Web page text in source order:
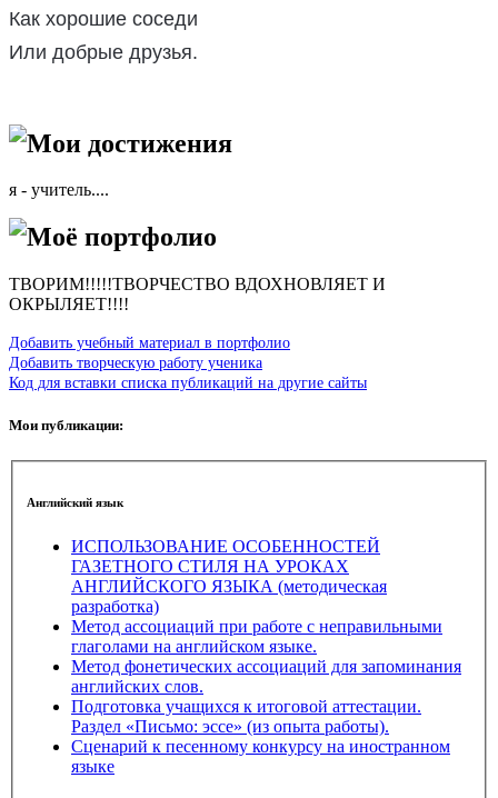
Как хорошие соседи
Или добрые друзья.
Мои достижения
я - учитель....
Моё портфолио
ТВОРИМ!!!!!ТВОРЧЕСТВО ВДОХНОВЛЯЕТ И
ОКРЫЛЯЕТ!!!!
Добавить учебный материал в портфолио
Добавить творческую работу ученика
Код для вставки списка публикаций на другие сайты
Мои публикации:
Английский язык
ИСПОЛЬЗОВАНИЕ ОСОБЕННОСТЕЙ
ГАЗЕТНОГО СТИЛЯ НА УРОКАХ
АНГЛИЙСКОГО ЯЗЫКА (методическая
разработка)
Метод ассоциаций при работе с неправильными
глаголами на английском языке.
Метод фонетических ассоциаций для запоминания
английских слов.
Подготовка учащихся к итоговой аттестации.
Раздел «Письмо: эссе» (из опыта работы).
Сценарий к песенному конкурсу на иностранном
языке